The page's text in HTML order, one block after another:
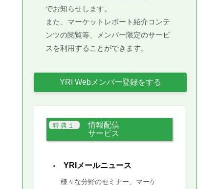
でお知らせします。
また、マーケットレポート紹介コンテ
ンツの閲覧等、メンバー限定のサービ
スを利用することができます。
YRI Webメンバー登録をする
情報配信
サービス
YRIメールニュース
様々な分野のセミナー、マーケ